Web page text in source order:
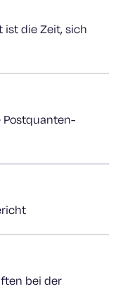
ist die Zeit, sich
Postquanten-
bei der